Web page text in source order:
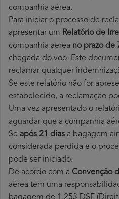
companhia aérea.
Para iniciar o processo de
apresentar um Relatório de
companhia aérea no prazo de
chegada do voo. Este
reclamar qualquer
Se este relatório não for
estabelecido, a reclamação
Uma vez apresentado o
aguardar que a companhia
Se após 21 dias a bagagem
considerada perdida e o
pode ser iniciado.
De acordo com a Convenção
aérea tem uma